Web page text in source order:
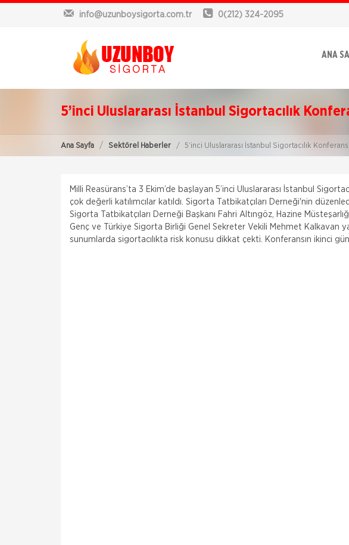
info@uzunboysigorta.com.tr 0(212) 324-2095
ANA
5’inci Uluslararası İstanbul Sigortacılık
Ana Sayfa Sektörel Haberler 5’inci Uluslararası İstanbul Sigortacılık
Milli Reasürans’ta 3 Ekim’de başlayan 5’inci Uluslararası İstanbul
çok değerli katılımcılar katıldı. Sigorta Tatbikatçıları Derneği'nin
Sigorta Tatbikatçıları Derneği Başkanı Fahri Altıngöz, Hazine
Genç ve Türkiye Sigorta Birliği Genel Sekreter Vekili Mehmet Kalkavan
sunumlarda sigortacılıkta risk konusu dikkat çekti. Konferansın ikinci